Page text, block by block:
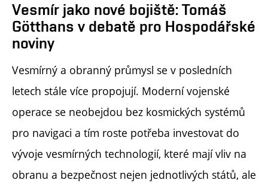
Vesmír jako nové bojiště: Tomáš
Götthans v debatě pro Hospodářské
noviny
Vesmírný a obranný průmysl se v posledních
letech stále více propojují. Moderní vojenské
operace se neobejdou bez kosmických systémů
pro navigaci a tím roste potřeba investovat do
vývoje vesmírných technologií, které mají vliv na
obranu a bezpečnost nejen jednotlivých států, ale